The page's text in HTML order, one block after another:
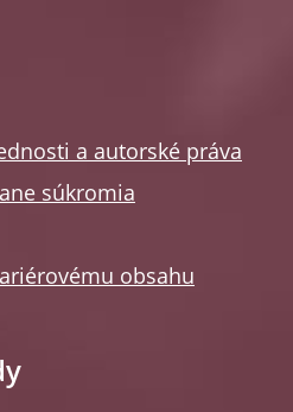
a autorské práva
súkromia
obsahu